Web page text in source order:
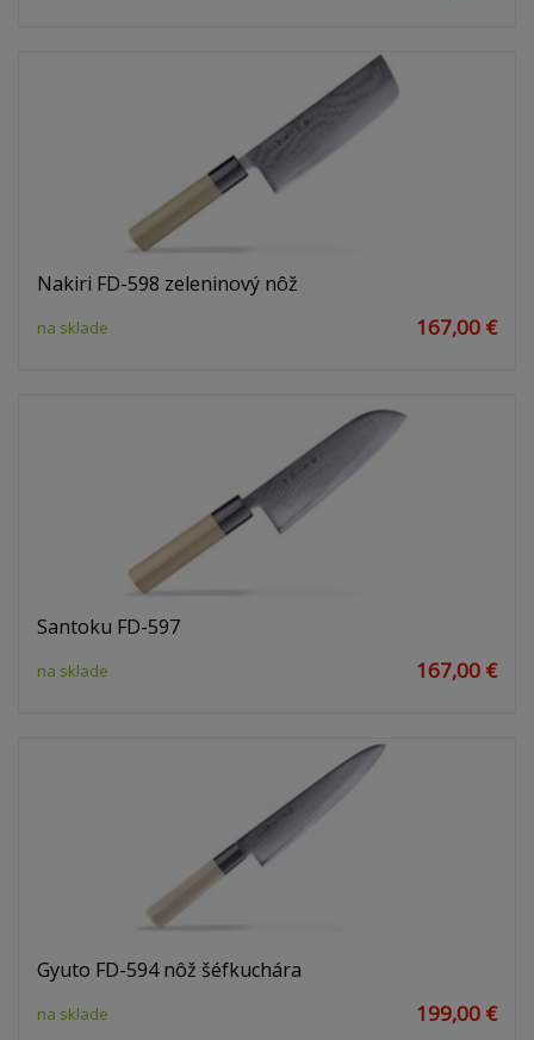
Nakiri FD-598 zeleninový nôž
na sklade 167,00 €
Santoku FD-597
na sklade 167,00 €
Gyuto FD-594 nôž šéfkuchára
na sklade 199,00 €